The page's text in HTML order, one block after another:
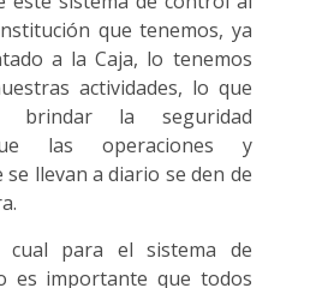
que tenemos, ya
a la Caja, lo tenemos
actividades, lo que
brindar la seguridad
las operaciones y
se llevan a diario se den de
para el sistema de
es importante que todos